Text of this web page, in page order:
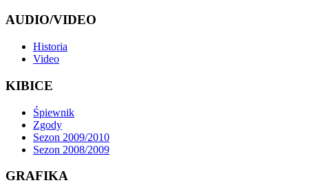
AUDIO/VIDEO
Historia
Video
KIBICE
Śpiewnik
Zgody
Sezon 2009/2010
Sezon 2008/2009
GRAFIKA